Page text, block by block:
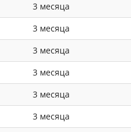
3 месяца
3 месяца
3 месяца
3 месяца
3 месяца
3 месяца